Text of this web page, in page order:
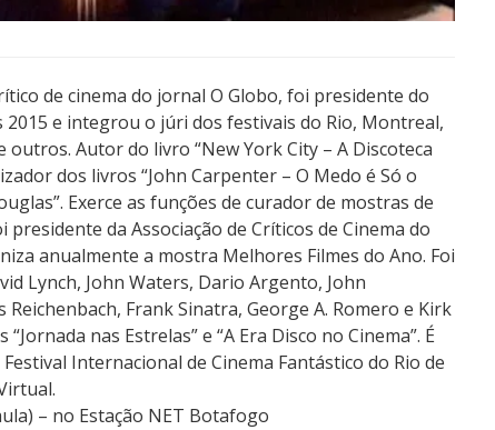
de cinema do jornal O Globo, foi presidente do
e integrou o júri dos festivais do Rio, Montreal,
Autor do livro “New York City – A Discoteca
dos livros “John Carpenter – O Medo é Só o
Exerce as funções de curador de mostras de
da Associação de Críticos de Cinema do
anualmente a mostra Melhores Filmes do Ano. Foi
Lynch, John Waters, Dario Argento, John
Reichenbach, Frank Sinatra, George A. Romero e Kirk
nas Estrelas” e “A Era Disco no Cinema”. É
Internacional de Cinema Fantástico do Rio de
– no Estação NET Botafogo